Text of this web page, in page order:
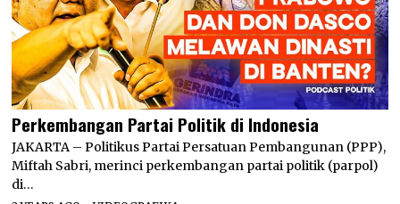
Perkembangan Partai Politik di Indonesia
JAKARTA – Politikus Partai Persatuan Pembangunan (PPP),
Miftah Sabri, merinci perkembangan partai politik (parpol)
di…